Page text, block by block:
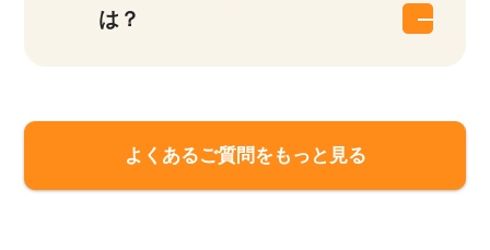
は？
よくあるご質問をもっと見る